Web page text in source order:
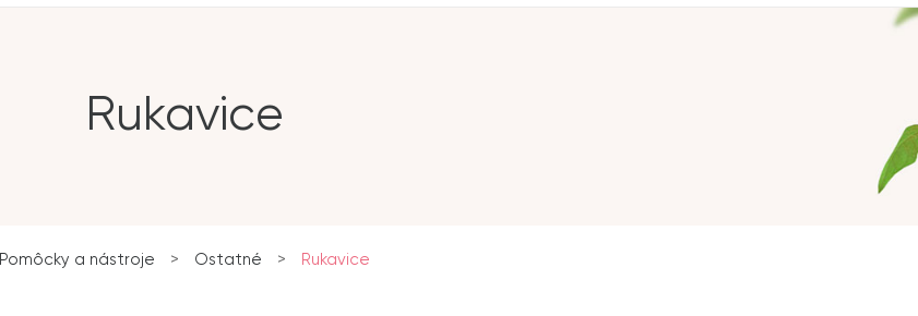
Rukavice
Pomôcky a nástroje > Ostatné > Rukavice